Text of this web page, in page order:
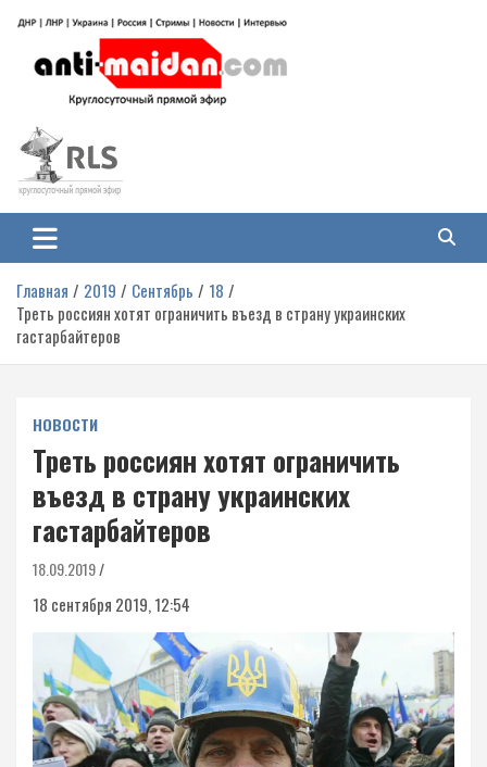
содержимому
Антимайдан: Гражданская война
на Украине
гражданской войне на Украине, включая события в Новороссии, ДНР,
ЛНР и других регионах.
Главная 2019 Сентябрь
18
Треть россиян хотят ограничить въезд в страну украинских
гастарбайтеров
НОВОСТИ
Треть россиян хотят ограничить
въезд в страну украинских
гастарбайтеров
18.09.2019
18 сентября 2019, 12:54